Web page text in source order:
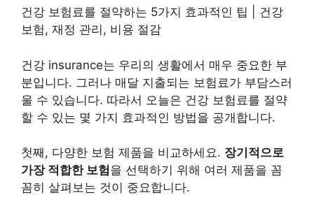
건강 보험료를 절약하는 5가지 효과적인 팁 | 건강
보험, 재정 관리, 비용 절감
건강 insurance는 우리의 생활에서 매우 중요한 부
분입니다. 그러나 매달 지출되는 보험료가 부담스러
울 수 있습니다. 따라서 오늘은 건강 보험료를 절약
할 수 있는 몇 가지 효과적인 방법을 공개합니다.
첫째, 다양한 보험 제품을 비교하세요. 장기적으로
가장 적합한 보험을 선택하기 위해 여러 제품을 꼼
꼼히 살펴보는 것이 중요합니다.